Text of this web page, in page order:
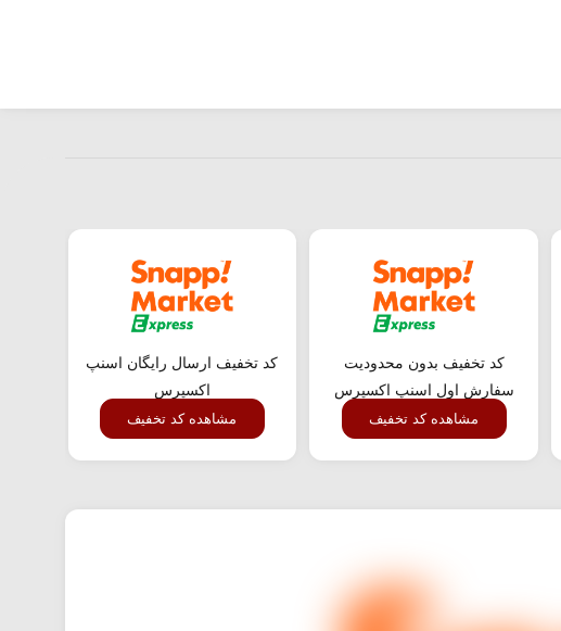
کد تخفیف بدون محدودیت
سفارش اول اسنپ اکسپرس
مشاهده کد تخفیف
کد تخفیف ارسال رایگان اسنپ
اکسپرس
مشاهده کد تخفیف